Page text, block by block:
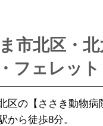
市北区・
フェレット
区の【ささき動物
から徒歩8分。